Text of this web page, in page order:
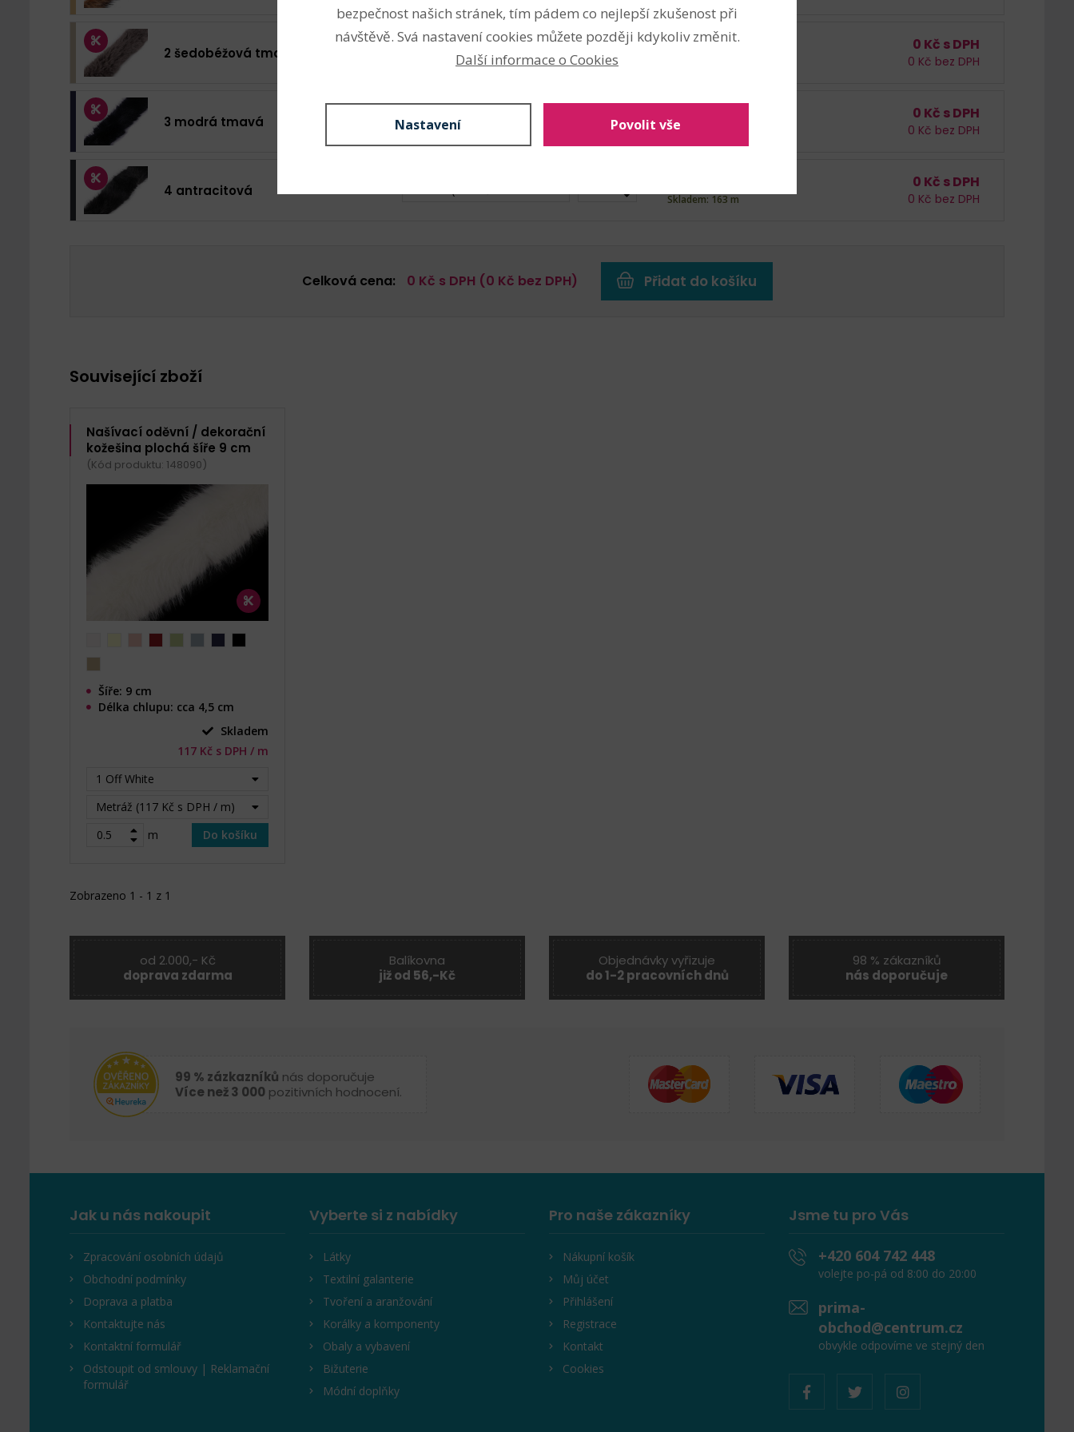
2 šedobéžová tmavá Metráž (136 Kč s DPH / m)
136Kč s DPH / 0 Kč s DPH
0 Kč bez DPH
3 modrá tmavá Metráž (136 Kč s DPH / m) m
Skladem: 122 m
0 Kč s DPH
0 Kč bez DPH
4 antracitová
Skladem: 163 m
0 Kč s DPH
0 Kč bez DPH
Celková cena: 0 Kč s DPH (0 Kč bez DPH) Přidat do košíku
Související zboží
Našívací oděvní / dekorační
kožešina plochá šíře 9 cm
(Kód produktu: 148090)
Šíře: 9 cm
Délka chlupu: cca 4,5 cm
Skladem
117 Kč s DPH / m
1 Off White
Metráž (117 Kč s DPH / m)
m
Do košíku
Zobrazeno 1 - 1 z 1
od 2.000,- Kč
doprava zdarma
Balíkovna
již od 56,-Kč
Objednávky vyřizuje
do 1-2 pracovních dnů
98 % zákazníků
nás doporučuje
99 % zázkazníků nás doporučuje
Více než 3 000 pozitivních hodnocení.
Jak u nás nakoupit
Zpracování osobních údajů
Obchodní podmínky
Doprava a platba
Kontaktujte nás
Kontaktní formulář
Odstoupit od smlouvy | Reklamační
formulář
Vyberte si z nabídky
Látky
Textilní galanterie
Tvoření a aranžování
Korálky a komponenty
Obaly a vybavení
Bižuterie
Módní doplňky
Pro naše zákazníky
Nákupní košík
Můj účet
Přihlášení
Registrace
Kontakt
Cookies
Jsme tu pro Vás
+420 604 742 448
volejte po-pá od 8:00 do 20:00
prima-
obchod@centrum.cz
obvykle odpovíme ve stejný den
bezpečnost našich stránek, tím pádem co nejlepší zkušenost při
návštěvě. Svá nastavení cookies můžete později kdykoliv změnit.
Další informace o Cookies
Nastavení Povolit vše